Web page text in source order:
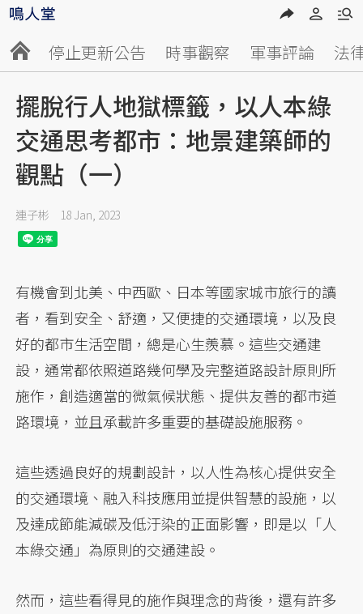
停止更新公告 時事觀察 軍事評論 法
擺脫行人地獄標籤，以人本綠
交通思考都市：地景建築師的
觀點（一）
連子彬 18 Jan, 2023
有機會到北美、中西歐、日本等國家城市旅行的讀
者，看到安全、舒適，又便捷的交通環境，以及良
好的都市生活空間，總是心生羨慕。這些交通建
設，通常都依照道路幾何學及完整道路設計原則所
施作，創造適當的微氣候狀態、提供友善的都市道
路環境，並且承載許多重要的基礎設施服務。
這些透過良好的規劃設計，以人性為核心提供安全
的交通環境、融入科技應用並提供智慧的設施，以
及達成節能減碳及低汙染的正面影響，即是以「人
本綠交通」為原則的交通建設。
然而，這些看得見的施作與理念的背後，還有許多